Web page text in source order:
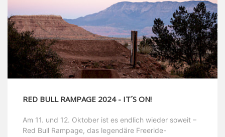
RED BULL RAMPAGE 2024 - IT´S ON!
Am 11. und 12. Oktober ist es endlich wieder soweit –
Red Bull Rampage, das legendäre Freeride-